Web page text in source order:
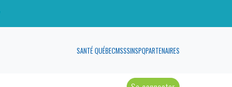
SANTÉ QUÉBECMSSSINSPQPARTENAIRES